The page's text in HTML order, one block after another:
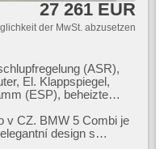
27 261 EUR
der MwSt. abzusetzen
(ASR),
El. Klappspiegel,
(ESP), beheizte
USB, 8x
Spur, Parkassistent, El.
v CZ. BMW 5 Combi je
design s